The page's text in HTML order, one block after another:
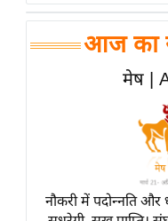
न्यूज ब्रीफ
मनोरंजन
बॉलीवुड
फिल्म समीक्षा
लाइफस्टाइल
आज का
मेष |
नौकरी में पदोन्नति और